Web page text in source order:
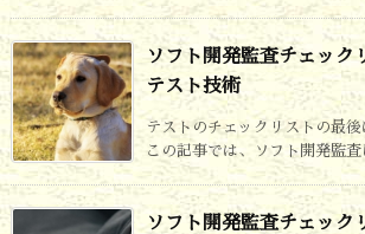
ソフト開発監査チェック
テスト技術
テストのチェックリストの最
この記事では、ソフト開発監
ソフト開発監査チェック